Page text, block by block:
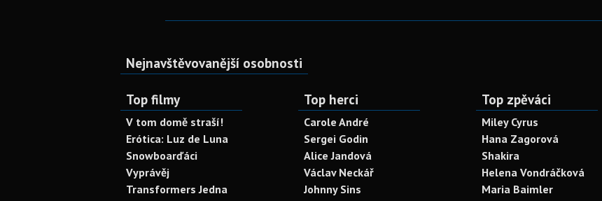
Nejnavštěvovanější osobnosti
Top filmy
V tom domě straší!
Erótica: Luz de Luna
Snowboarďáci
Vyprávěj
Transformers Jedna
Top herci
Carole André
Sergei Godin
Alice Jandová
Václav Neckář
Johnny Sins
Top zpěváci
Miley Cyrus
Hana Zagorová
Shakira
Helena Vondráčková
Maria Baimler